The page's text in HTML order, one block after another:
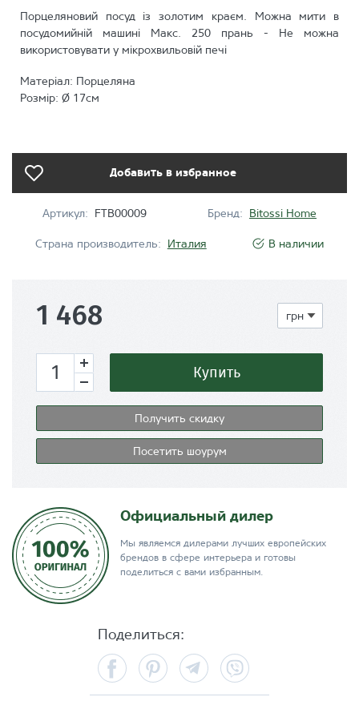
Порцеляновий посуд із золотим краєм. Можна мити в
посудомийній машині Макс. 250 прань - Не можна
використовувати у мікрохвильовій печі
Матеріал: Порцеляна
Розмір: Ø 17см
Добавить в избранное
Артикул: FTB00009 Бренд: Bitossi Home
Страна производитель: Италия В наличии
1 468
Купить
Получить скидку
Посетить шоурум
Официальный дилер
Мы являемся дилерами лучших европейских
брендов в сфере интерьера и готовы
поделиться с вами избранным.
Поделиться:
FacebookPinterest Telegram